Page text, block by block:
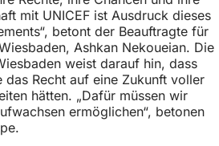
mit UNICEF ist Ausdruck dieses
betont der Beauftragte für
Ashkan Nekoueian. Die
weist darauf hin, dass
das Recht auf eine Zukunft voller
hätten. „Dafür müssen wir
ermöglichen“, betonen